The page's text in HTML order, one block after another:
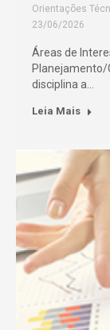
Orientações
23/06/2026
Áreas de
Planejamento/
disciplina a…
Leia Mais